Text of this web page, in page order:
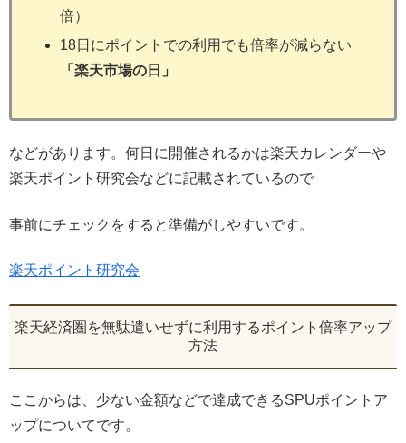
倍）
18日にポイントでの利用でも倍率が減らない
「楽天市場の日」
などがあります。何日に開催されるかは楽天カレンダーや
楽天ポイント研究会などに記載されているので
事前にチェックをすると準備がしやすいです。
楽天ポイント研究会
楽天経済圏を無駄遣いせずに利用するポイント倍率アップ
方法
ここからは、少ない金額などで達成できるSPUポイントア
ップについてです。